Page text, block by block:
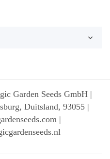
Garden Seeds GmbH |
Duitsland, 93055 |
|